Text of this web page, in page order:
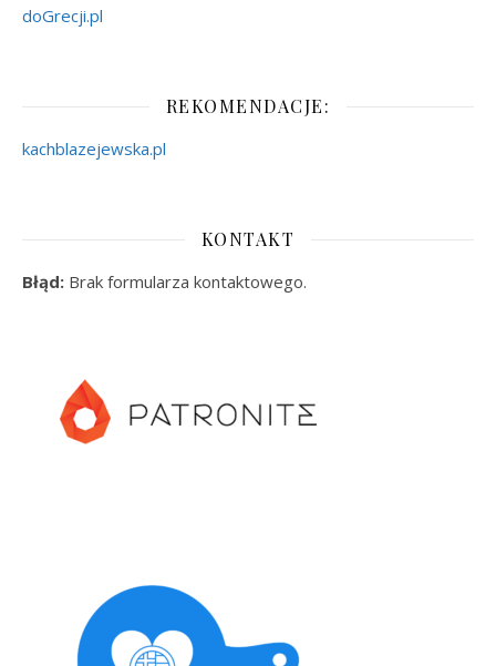
doGrecji.pl
REKOMENDACJE:
kachblazejewska.pl
KONTAKT
Błąd: Brak formularza kontaktowego.